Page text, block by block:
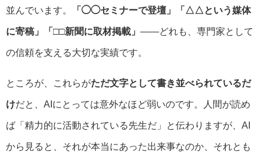
並んでいます。 「◯◯セミナーで登壇」「△△という媒体
に寄稿」「□□新聞に取材掲載」 ――どれも、専門家として
の信頼を支える大切な実績です。
ところが、これらがただ文字として書き並べられているだ
けだと、AIにとっては意外なほど弱いのです。人間が読め
ば「精力的に活動されている先生だ」と伝わりますが、AI
から見ると、それが本当にあった出来事なのか、それとも